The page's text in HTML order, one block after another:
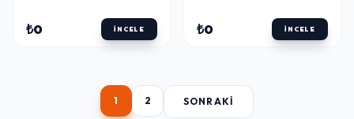
₺0 İNCELE ₺0 İNCELE
1 2 SONRAKI